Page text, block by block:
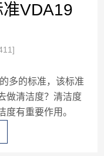
VDA19
多的标准，该标准
做清洁度？清洁度
度有重要作用。